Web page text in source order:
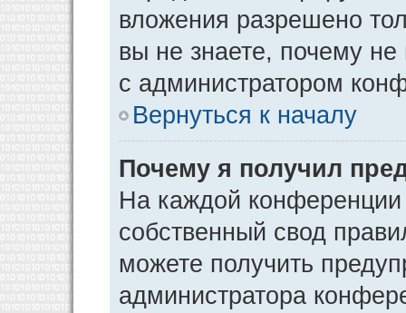
вложения разрешено
вы не знаете, почему
с администратором
Вернуться к началу
Почему я получил
На каждой конференции
собственный свод
можете получить
администратора